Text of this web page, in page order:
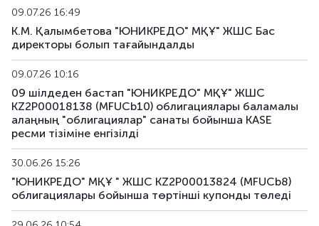
09.07.26 16:49
К.М. Қалымбетова "ЮНИКРЕДО" МҚҰ" ЖШС Бас
директоры болып тағайындалды
09.07.26 10:16
09 шілдеден бастап "ЮНИКРЕДО" МҚҰ" ЖШС
KZ2P00018138 (MFUCb10) облигациялары баламалы
алаңның "облигациялар" санаты бойынша KASE
ресми тізіміне енгізілді
30.06.26 15:26
"ЮНИКРЕДО" МҚҰ " ЖШС KZ2P00013824 (MFUCb8)
облигациялары бойынша төртінші купонды төледі